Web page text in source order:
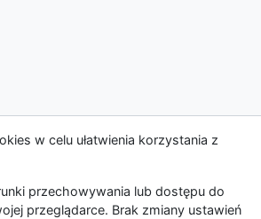
w celu ułatwienia korzystania z
przechowywania lub dostępu do
przeglądarce. Brak zmiany ustawień